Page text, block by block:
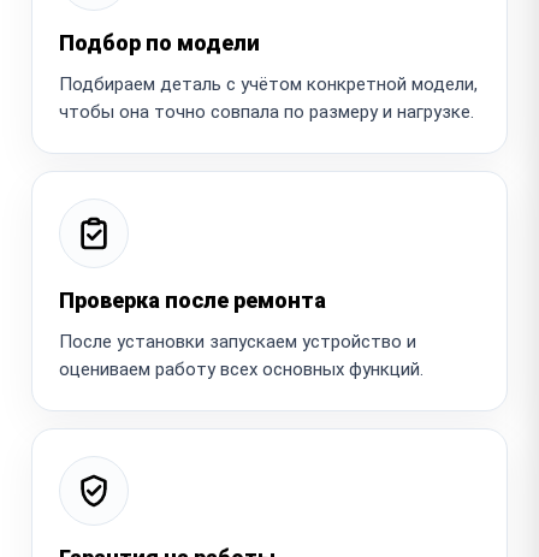
Подбор по модели
Подбираем деталь с учётом конкретной модели,
чтобы она точно совпала по размеру и нагрузке.
Проверка после ремонта
После установки запускаем устройство и
оцениваем работу всех основных функций.